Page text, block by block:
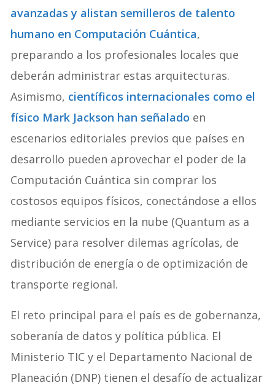
avanzadas y alistan semilleros de talento
humano en Computación Cuántica,
preparando a los profesionales locales que
deberán administrar estas arquitecturas.
Asimismo, científicos internacionales como el
físico Mark Jackson han señalado en
escenarios editoriales previos que países en
desarrollo pueden aprovechar el poder de la
Computación Cuántica sin comprar los
costosos equipos físicos, conectándose a ellos
mediante servicios en la nube (Quantum as a
Service) para resolver dilemas agrícolas, de
distribución de energía o de optimización de
transporte regional.
El reto principal para el país es de gobernanza,
soberanía de datos y política pública. El
Ministerio TIC y el Departamento Nacional de
Planeación (DNP) tienen el desafío de actualizar